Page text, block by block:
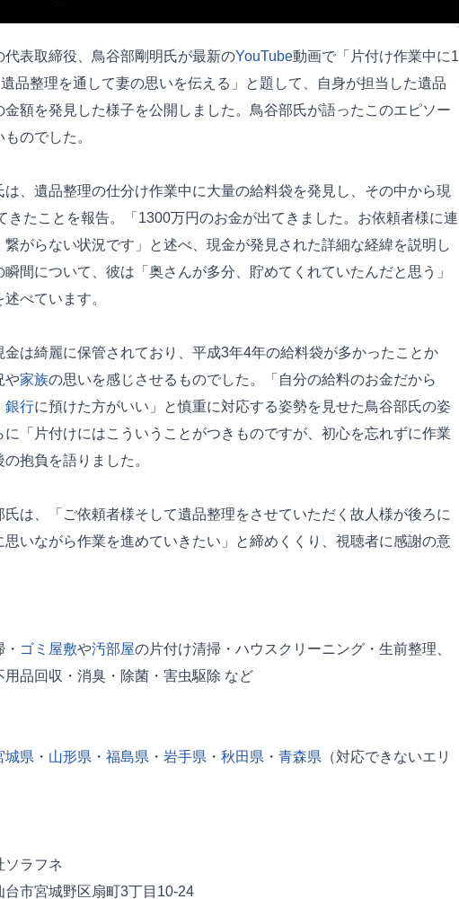
代表取締役、鳥谷部剛明氏が最新のYouTube動画で「片付け作業中に1
品整理を通して妻の思いを伝える」と題して、自身が担当した遺品
額を発見した様子を公開しました。鳥谷部氏が語ったこのエピソー
のでした。
、遺品整理の仕分け作業中に大量の給料袋を発見し、その中から現
きたことを報告。「1300万円のお金が出てきました。お依頼者様に連
がらない状況です」と述べ、現金が発見された詳細な経緯を説明し
瞬間について、彼は「奥さんが多分、貯めてくれていたんだと思う」
べています。
金は綺麗に保管されており、平成3年4年の給料袋が多かったことか
や家族の思いを感じさせるものでした。「自分の給料のお金だから
銀行に預けた方がいい」と慎重に対応する姿勢を見せた鳥谷部氏の姿
に「片付けにはこういうことがつきものですが、初心を忘れずに作業
抱負を語りました。
は、「ご依頼者様そして遺品整理をさせていただく故人様が後ろに
思いながら作業を進めていきたい」と締めくくり、視聴者に感謝の意
ゴミ屋敷や汚部屋の片付け清掃・ハウスクリーニング・生前整理、
用品回収・消臭・除菌・害虫駆除 など
城県 ・ 山形県 ・ 福島県 ・ 岩手県 ・ 秋田県 ・ 青森県 （対応できないエリ
ソラフネ
台市宮城野区扇町3丁目10-24